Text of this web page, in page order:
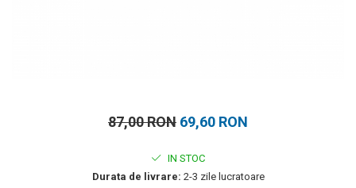
87,00 RON 69,60 RON
IN STOC
Durata de livrare: 2-3 zile lucratoare